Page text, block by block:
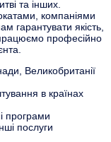
та інших.
компаніями
гарантувати якість,
професійно
Великобританії
в країнах
програми
послуги